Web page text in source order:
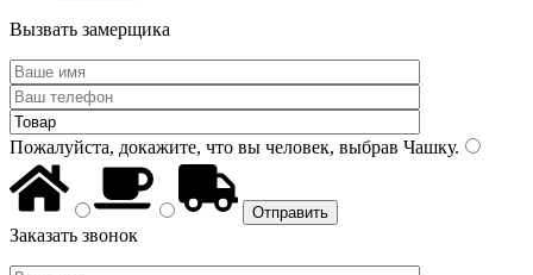
Вызвать замерщика
Пожалуйста, докажите, что вы человек, выбрав Чашку.
Заказать звонок